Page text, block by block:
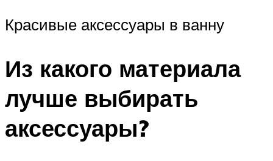
Красивые аксессуары в ванну
Из какого материала
лучше выбирать
аксессуары?